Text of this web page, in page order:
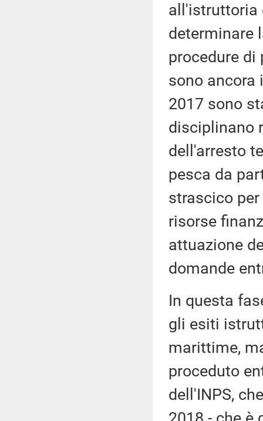
all'istruttoria
determinare
procedure di
sono ancora
2017 sono
disciplinano
dell'arresto
pesca da
strascico
risorse
attuazione
domande
In questa
gli esiti
marittime,
proceduto
dell'INPS,